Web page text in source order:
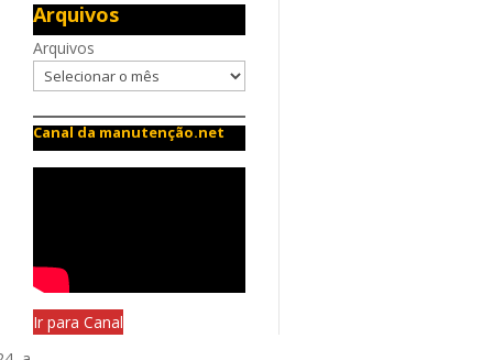
Arquivos
Arquivos
Canal da manutenção.net
Ir para Canal